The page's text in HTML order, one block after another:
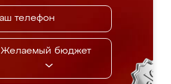
Желаемый бюджет